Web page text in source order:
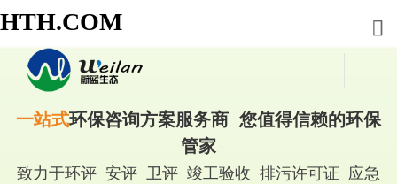
HTH.COM
一站式环保咨询方案服务商 您值得信赖的环保
管家
致力于环评 安评 卫评 竣工验收 排污许可证 应急